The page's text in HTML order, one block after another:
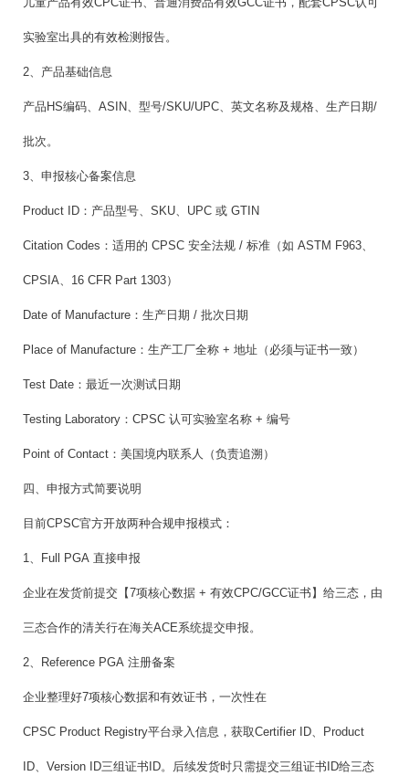
实验室出具的有效检测报告。
2、产品基础信息
产品HS编码、ASIN、型号/SKU/UPC、英文名称及规格、生产日期/
批次。
3、申报核心备案信息
Product ID：产品型号、SKU、UPC 或 GTIN
Citation Codes：适用的 CPSC 安全法规 / 标准（如 ASTM F963、
CPSIA、16 CFR Part 1303）
Date of Manufacture：生产日期 / 批次日期
Place of Manufacture：生产工厂全称 + 地址（必须与证书一致）
Test Date：最近一次测试日期
Testing Laboratory：CPSC 认可实验室名称 + 编号
Point of Contact：美国境内联系人（负责追溯）
四、申报方式简要说明
目前CPSC官方开放两种合规申报模式：
1、Full PGA 直接申报
企业在发货前提交【7项核心数据 + 有效CPC/GCC证书】给三态，由
三态合作的清关行在海关ACE系统提交申报。
2、Reference PGA 注册备案
企业整理好7项核心数据和有效证书，一次性在
CPSC Product Registry平台录入信息，获取Certifier ID、Product
ID、Version ID三组证书ID。后续发货时只需提交三组证书ID给三态